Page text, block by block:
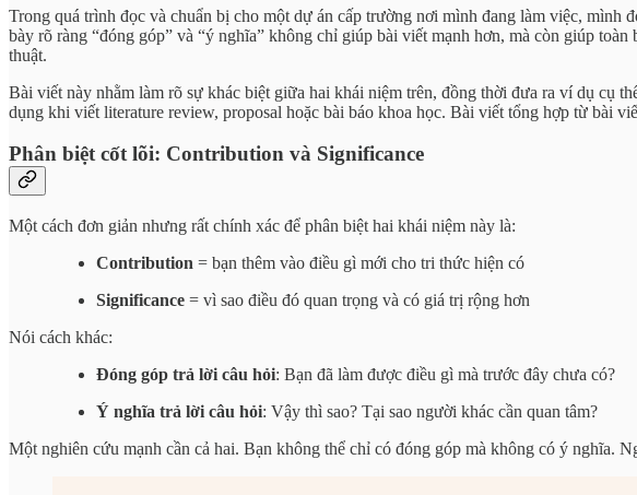
Trong quá trình đọc và chuẩn bị cho một dự án cấp trường nơi mình đang làm việc,
bày rõ ràng “đóng góp” và “ý nghĩa” không chỉ giúp bài viết mạnh hơn, mà còn giúp
thuật.
Bài viết này nhằm làm rõ sự khác biệt giữa hai khái niệm trên, đồng thời đưa ra ví dụ cụ
dụng khi viết literature review, proposal hoặc bài báo khoa học. Bài viết tổng hợp từ bài
Phân biệt cốt lõi: Contribution và Significance
Một cách đơn giản nhưng rất chính xác để phân biệt hai khái niệm này là:
Contribution = bạn thêm vào điều gì mới cho tri thức hiện có
Significance = vì sao điều đó quan trọng và có giá trị rộng hơn
Nói cách khác:
Đóng góp trả lời câu hỏi: Bạn đã làm được điều gì mà trước đây chưa có?
Ý nghĩa trả lời câu hỏi: Vậy thì sao? Tại sao người khác cần quan tâm?
Một nghiên cứu mạnh cần cả hai. Bạn không thể chỉ có đóng góp mà không có ý nghĩa.